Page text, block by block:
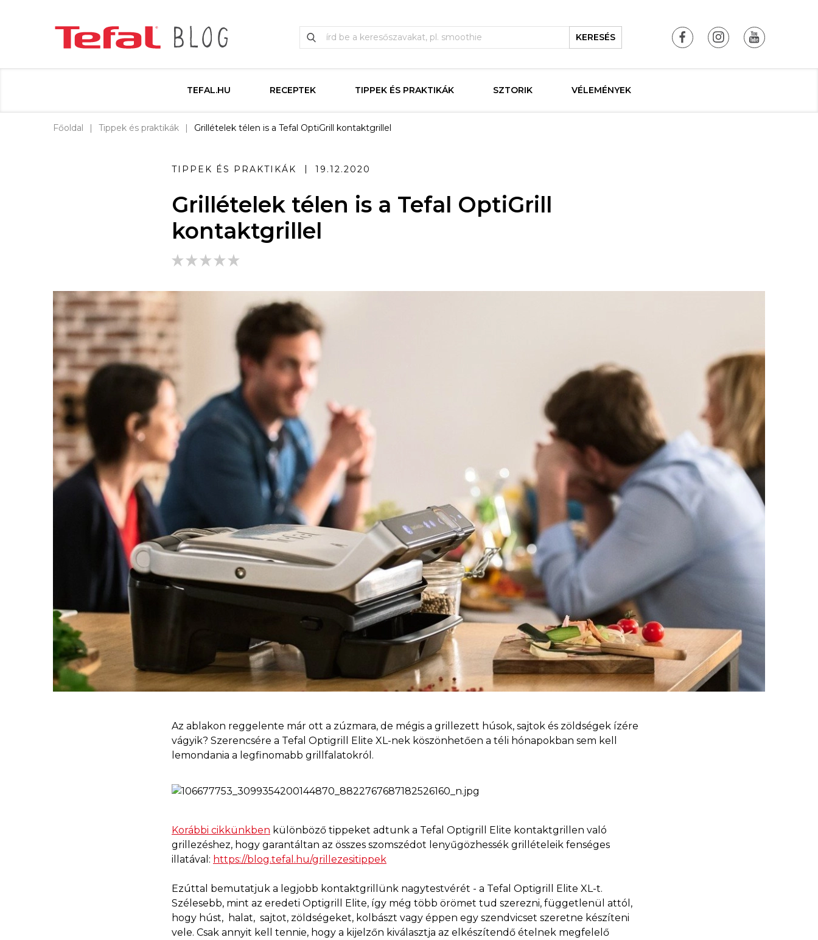
KERESÉS
TEFAL.HU RECEPTEK TIPPEK ÉS PRAKTIKÁK SZTORIK VÉLEMÉNYEK
Főoldal Tippek és praktikák Grillételek télen is a Tefal OptiGrill kontaktgrillel
TIPPEK ÉS PRAKTIKÁK 19.12.2020
Grillételek télen is a Tefal OptiGrill
kontaktgrillel
Az ablakon reggelente már ott a zúzmara, de mégis a grillezett húsok, sajtok és zöldségek ízére
vágyik? Szerencsére a Tefal Optigrill Elite XL-nek köszönhetően a téli hónapokban sem kell
lemondania a legfinomabb grillfalatokról.
Korábbi cikkünkben különböző tippeket adtunk a Tefal Optigrill Elite kontaktgrillen való
grillezéshez, hogy garantáltan az összes szomszédot lenyűgözhessék grillételeik fenséges
illatával: https://blog.tefal.hu/grillezesitippek
Ezúttal bemutatjuk a legjobb kontaktgrillünk nagytestvérét - a Tefal Optigrill Elite XL-t.
Szélesebb, mint az eredeti Optigrill Elite, így még több örömet tud szerezni, függetlenül attól,
hogy húst, halat, sajtot, zöldségeket, kolbászt vagy éppen egy szendvicset szeretne készíteni
vele. Csak annyit kell tennie, hogy a kijelzőn kiválasztja az elkészítendő ételnek megfelelő